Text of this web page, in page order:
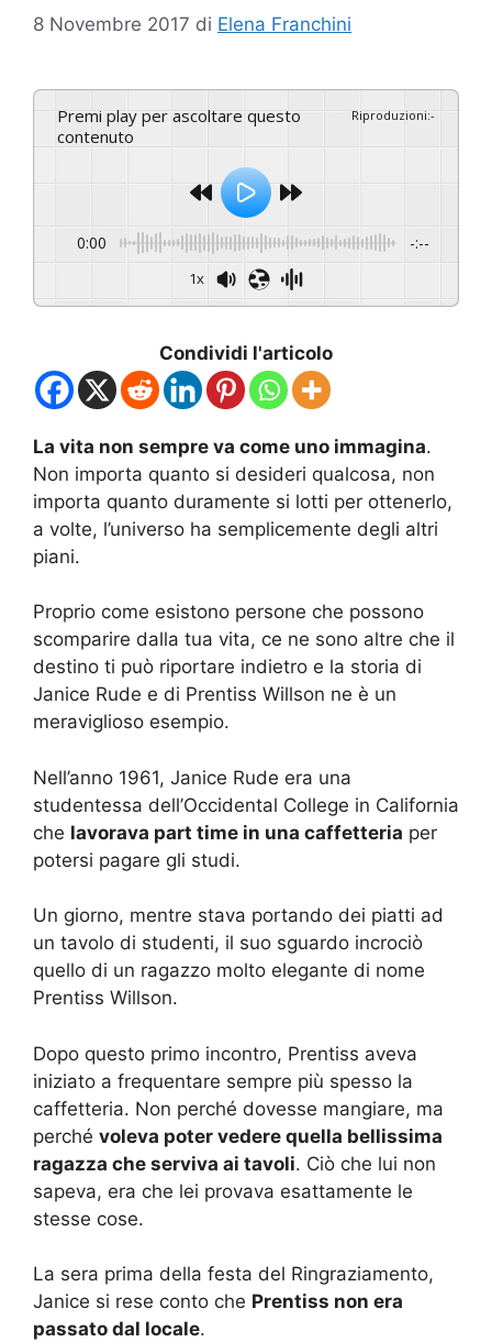
8 Novembre 2017 di Elena Franchini
Premi play per ascoltare questo
contenuto
Riproduzioni:-
0:00 -:--
1x
Condividi l'articolo
La vita non sempre va come uno immagina.
Non importa quanto si desideri qualcosa, non
importa quanto duramente si lotti per ottenerlo,
a volte, l’universo ha semplicemente degli altri
piani.
Proprio come esistono persone che possono
scomparire dalla tua vita, ce ne sono altre che il
destino ti può riportare indietro e la storia di
Janice Rude e di Prentiss Willson ne è un
meraviglioso esempio.
Nell’anno 1961, Janice Rude era una
studentessa dell’Occidental College in California
che lavorava part time in una caffetteria per
potersi pagare gli studi.
Un giorno, mentre stava portando dei piatti ad
un tavolo di studenti, il suo sguardo incrociò
quello di un ragazzo molto elegante di nome
Prentiss Willson.
Dopo questo primo incontro, Prentiss aveva
iniziato a frequentare sempre più spesso la
caffetteria. Non perché dovesse mangiare, ma
perché voleva poter vedere quella bellissima
ragazza che serviva ai tavoli. Ciò che lui non
sapeva, era che lei provava esattamente le
stesse cose.
La sera prima della festa del Ringraziamento,
Janice si rese conto che Prentiss non era
passato dal locale.